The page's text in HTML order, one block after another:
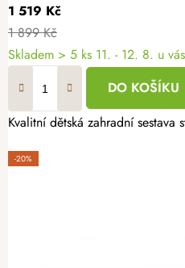
1 519 Kč
1 899 Kč
Skladem > 5 ks 11. - 12. 8. u vás
DO KOŠÍKU
Kvalitní dětská zahradní
-20%